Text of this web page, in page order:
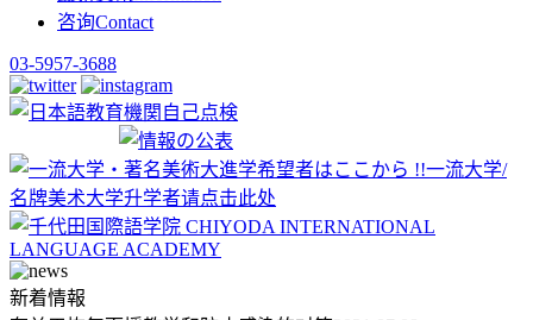
咨询Contact
03-5957-3688
新着情報